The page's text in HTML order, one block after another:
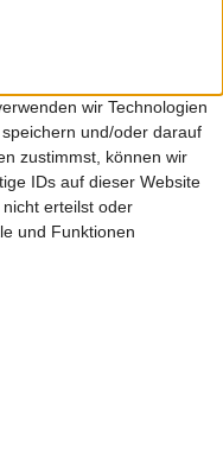
wir Technologien
und/oder darauf
zustimmst, können wir
IDs auf dieser Website
erteilst oder
und Funktionen